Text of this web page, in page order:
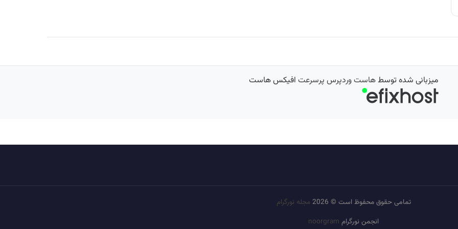
میزبانی شده توسطهاست وردپرس پرسرعت افیکس هاست
تمامی حقوق محفوظ است © 2026
مجله نورگرام
انجمن نورگرام noorgram